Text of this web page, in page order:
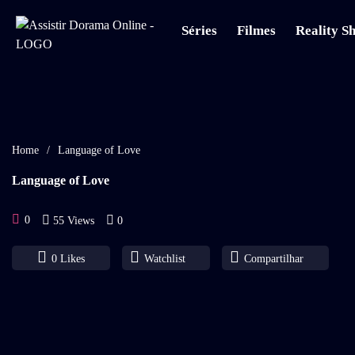
Séries Filmes Reality
Home / Language of Love
Language of Love
0 55 Views 0
0 Likes Watchlist Compartilhar